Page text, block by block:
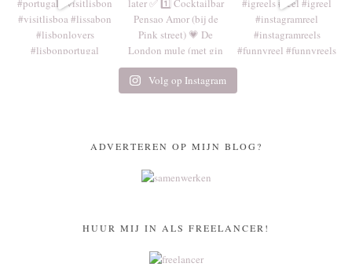
Volg op Instagram
ADVERTEREN OP MIJN BLOG?
HUUR MIJ IN ALS FREELANCER!